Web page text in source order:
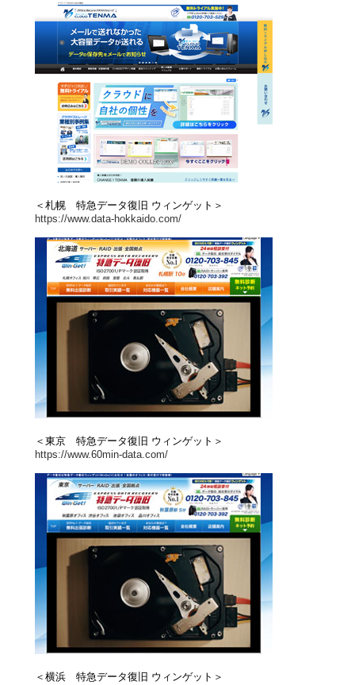
＜札幌 特急データ復旧 ウィンゲット＞
https://www.data-hokkaido.com/
＜東京 特急データ復旧 ウィンゲット＞
https://www.60min-data.com/
＜横浜 特急データ復旧 ウィンゲット＞